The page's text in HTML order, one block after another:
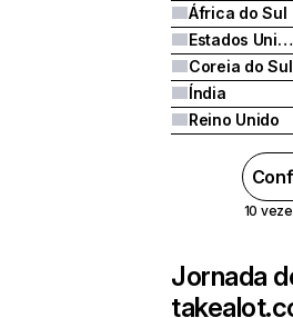
África do Sul
Estados Unidos
Coreia do Sul
Índia
Reino Unido
10
Jornada